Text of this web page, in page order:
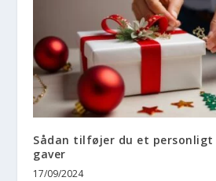
Sådan tilføjer du et
gaver
17/09/2024